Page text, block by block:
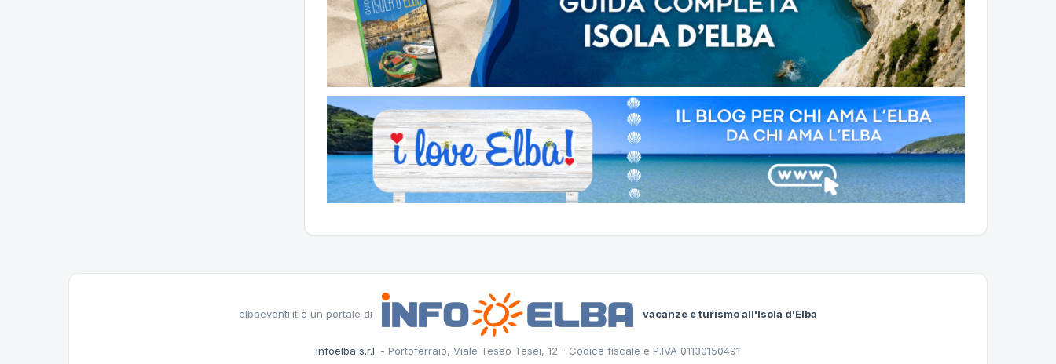
elbaeventi.it è un portale di vacanze e turismo all'Isola d'Elba
Infoelba s.r.l. - Portoferraio, Viale Teseo Tesei, 12 - Codice fiscale e P.IVA 01130150491